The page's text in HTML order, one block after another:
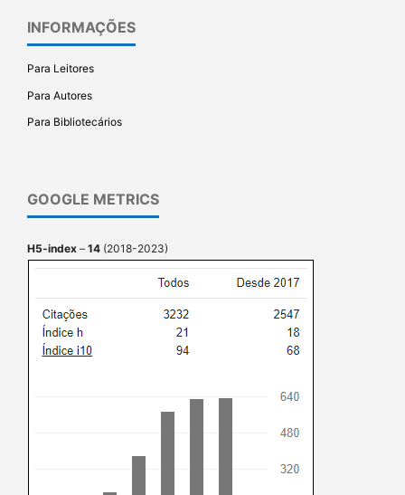
INFORMAÇÕES
Para Leitores
Para Autores
Para Bibliotecários
GOOGLE METRICS
H5-index – 14 (2018-2023)